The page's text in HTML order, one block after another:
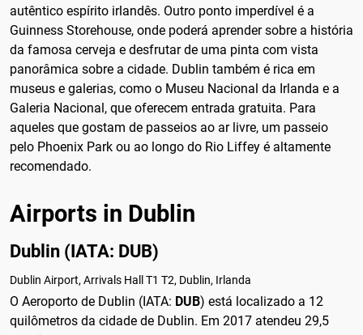
autêntico espírito irlandês. Outro ponto imperdível é a
Guinness Storehouse, onde poderá aprender sobre a história
da famosa cerveja e desfrutar de uma pinta com vista
panorâmica sobre a cidade. Dublin também é rica em
museus e galerias, como o Museu Nacional da Irlanda e a
Galeria Nacional, que oferecem entrada gratuita. Para
aqueles que gostam de passeios ao ar livre, um passeio
pelo Phoenix Park ou ao longo do Rio Liffey é altamente
recomendado.
Airports in Dublin
Dublin (IATA: DUB)
Dublin Airport, Arrivals Hall T1 T2, Dublin, Irlanda
O Aeroporto de Dublin (IATA: DUB) está localizado a 12
quilômetros da cidade de Dublin. Em 2017 atendeu 29,5